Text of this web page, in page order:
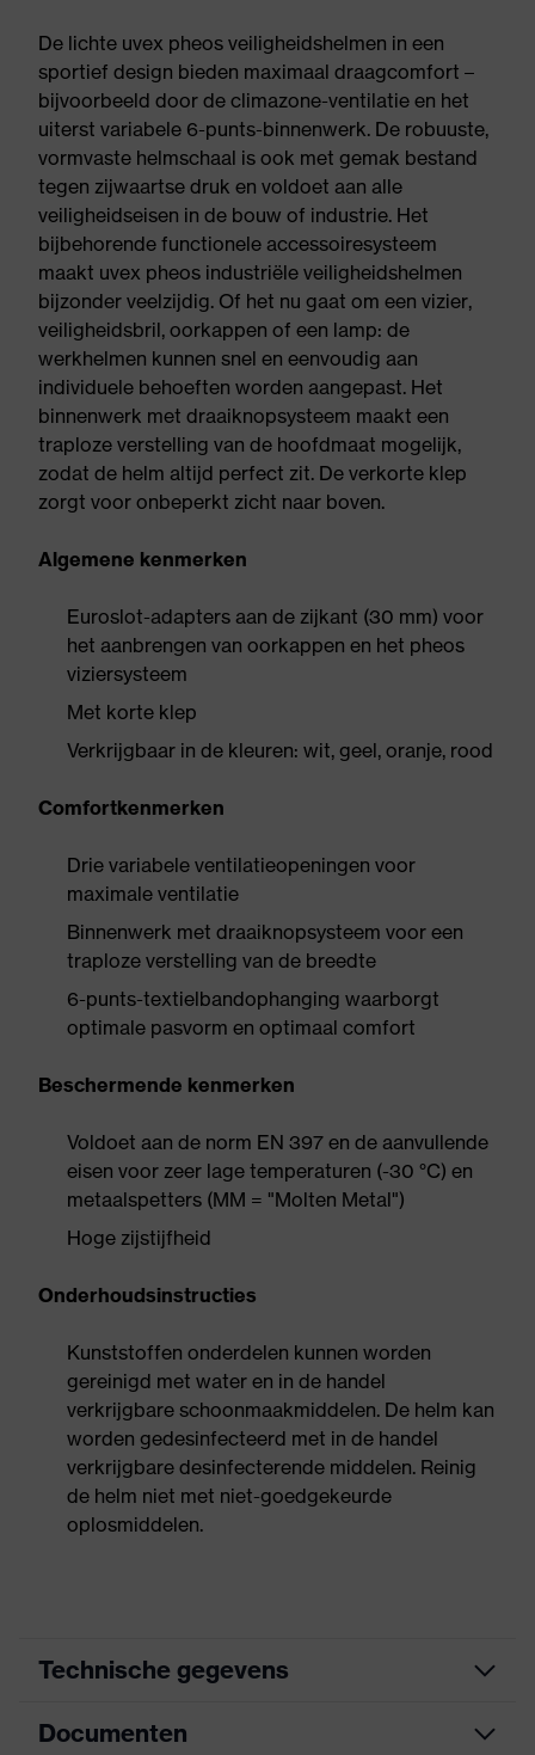
De lichte uvex pheos veiligheidshelmen in een
sportief design bieden maximaal draagcomfort –
bijvoorbeeld door de climazone-ventilatie en het
uiterst variabele 6-punts-binnenwerk. De robuuste,
vormvaste helmschaal is ook met gemak bestand
tegen zijwaartse druk en voldoet aan alle
veiligheidseisen in de bouw of industrie. Het
bijbehorende functionele accessoiresysteem
maakt uvex pheos industriële veiligheidshelmen
bijzonder veelzijdig. Of het nu gaat om een vizier,
veiligheidsbril, oorkappen of een lamp: de
werkhelmen kunnen snel en eenvoudig aan
individuele behoeften worden aangepast. Het
binnenwerk met draaiknopsysteem maakt een
traploze verstelling van de hoofdmaat mogelijk,
zodat de helm altijd perfect zit. De verkorte klep
zorgt voor onbeperkt zicht naar boven.
Algemene kenmerken
Euroslot-adapters aan de zijkant (30 mm) voor
het aanbrengen van oorkappen en het pheos
viziersysteem
Met korte klep
Verkrijgbaar in de kleuren: wit, geel, oranje, rood
Comfortkenmerken
Drie variabele ventilatieopeningen voor
maximale ventilatie
Binnenwerk met draaiknopsysteem voor een
traploze verstelling van de breedte
6-punts-textielbandophanging waarborgt
optimale pasvorm en optimaal comfort
Beschermende kenmerken
Voldoet aan de norm EN 397 en de aanvullende
eisen voor zeer lage temperaturen (-30 °C) en
metaalspetters (MM = "Molten Metal")
Hoge zijstijfheid
Onderhoudsinstructies
Kunststoffen onderdelen kunnen worden
gereinigd met water en in de handel
verkrijgbare schoonmaakmiddelen. De helm kan
worden gedesinfecteerd met in de handel
verkrijgbare desinfecterende middelen. Reinig
de helm niet met niet-goedgekeurde
oplosmiddelen.
Technische gegevens
Zoek kleur (filter)
Documenten